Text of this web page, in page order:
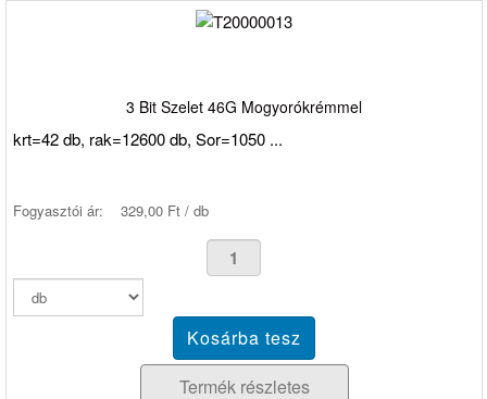
3 Bit Szelet 46G Mogyorókrémmel
krt=42 db, rak=12600 db, Sor=1050 ...
Fogyasztói ár: 329,00 Ft / db
Termék részletes